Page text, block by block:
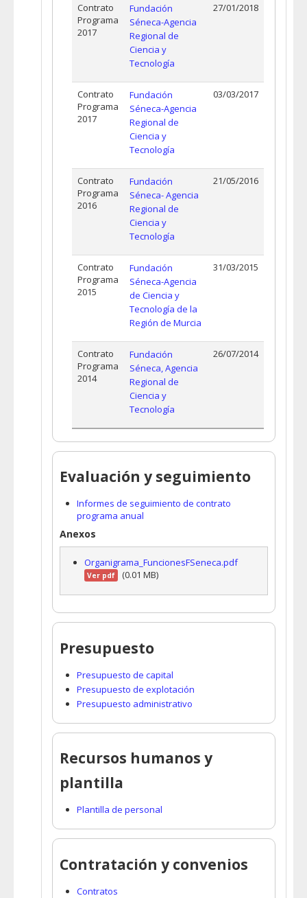
Contrato
Programa
2017
Fundación
Séneca-Agencia
Regional de
Ciencia y
Tecnología
27/01/2018
Contrato
Programa
2017
Fundación
Séneca-Agencia
Regional de
Ciencia y
Tecnología
03/03/2017
Contrato
Programa
2016
Fundación
Séneca- Agencia
Regional de
Ciencia y
Tecnología
21/05/2016
Contrato
Programa
2015
Fundación
Séneca-Agencia
de Ciencia y
Tecnología de la
Región de Murcia
31/03/2015
Contrato
Programa
2014
Fundación
Séneca, Agencia
Regional de
Ciencia y
Tecnología
26/07/2014
Evaluación y seguimiento
Informes de seguimiento de contrato
programa anual
Anexos
Organigrama_FuncionesFSeneca.pdf
Ver pdf (0.01 MB)
Presupuesto
Presupuesto de capital
Presupuesto de explotación
Presupuesto administrativo
Recursos humanos y
plantilla
Plantilla de personal
Contratación y convenios
Contratos